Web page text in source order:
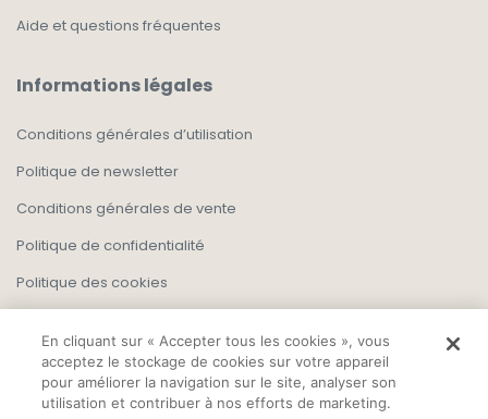
Aide et questions fréquentes
Informations légales
Conditions générales d’utilisation
Politique de newsletter
Conditions générales de vente
Politique de confidentialité
Politique des cookies
En cliquant sur « Accepter tous les cookies », vous
acceptez le stockage de cookies sur votre appareil
pour améliorer la navigation sur le site, analyser son
utilisation et contribuer à nos efforts de marketing.